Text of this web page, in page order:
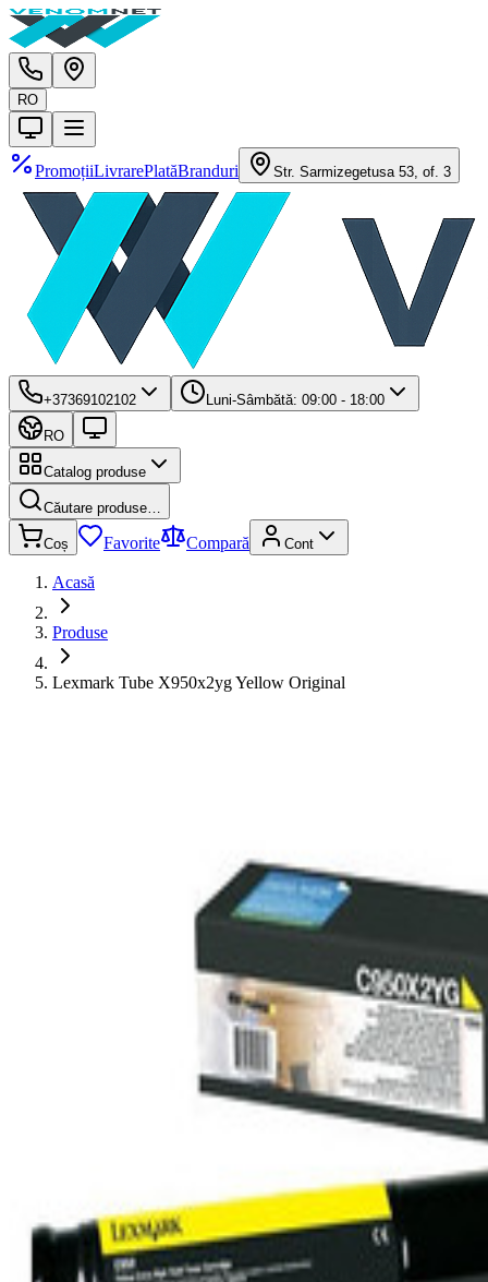
RO
PromoțiiLivrarePlatăBranduri Str. Sarmizegetusa 53, of. 3
+37369102102 Luni-Sâmbătă: 09:00 - 18:00
RO
Catalog produse
Căutare produse…
Coș Favorite Compară Cont
Acasă
Produse
Lexmark Tube X950x2yg Yellow Original